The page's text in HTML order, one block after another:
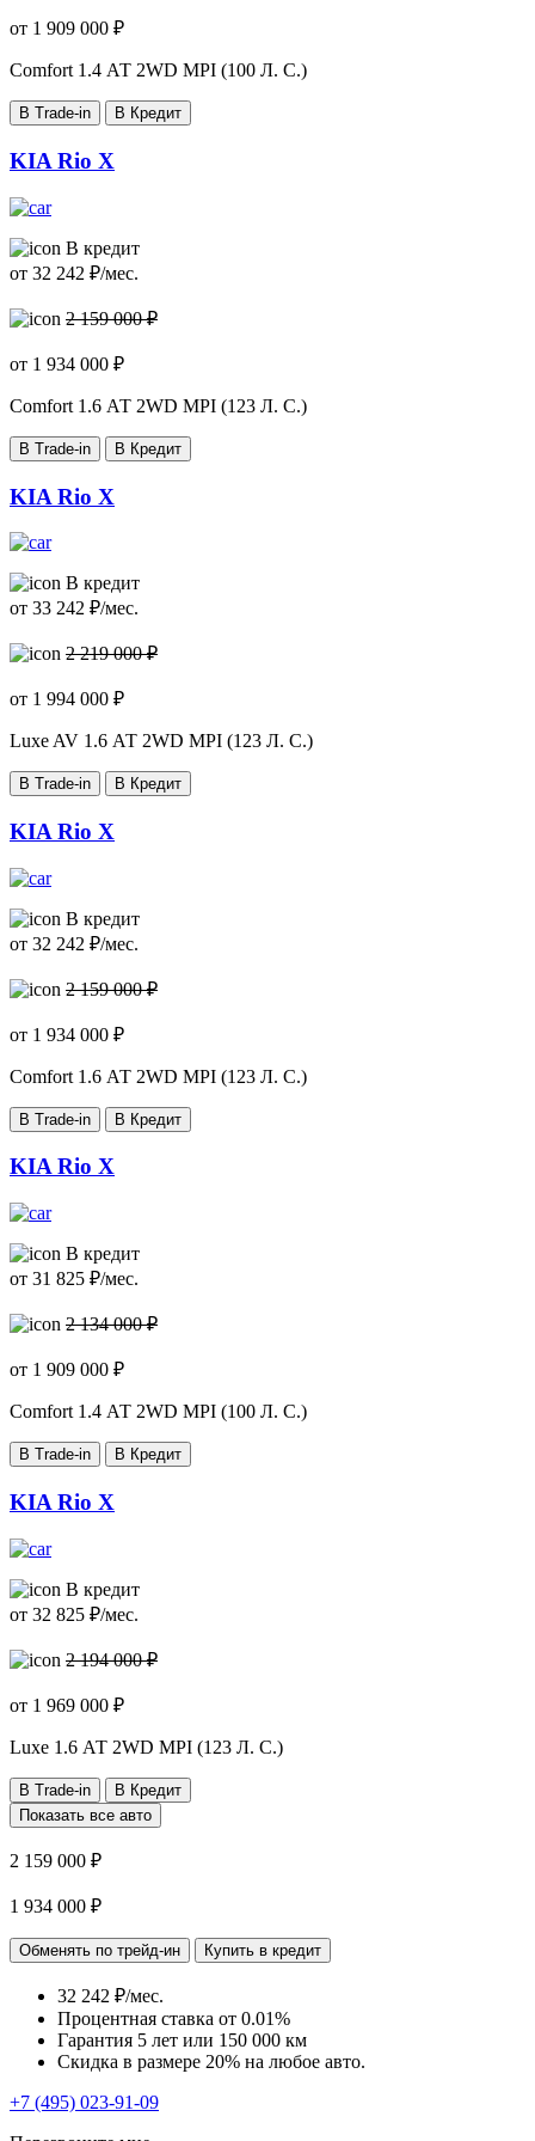
от 1 909 000 ₽
Comfort 1.4 АТ 2WD MPI (100 Л. C.)
В Trade-in В Кредит
KIA Rio X
В кредит
от 32 242 ₽/мес.
2 159 000 ₽
от 1 934 000 ₽
Comfort 1.6 АТ 2WD MPI (123 Л. C.)
В Trade-in В Кредит
KIA Rio X
В кредит
от 33 242 ₽/мес.
2 219 000 ₽
от 1 994 000 ₽
Luxe AV 1.6 АТ 2WD MPI (123 Л. C.)
В Trade-in В Кредит
KIA Rio X
В кредит
от 32 242 ₽/мес.
2 159 000 ₽
от 1 934 000 ₽
Comfort 1.6 АТ 2WD MPI (123 Л. C.)
В Trade-in В Кредит
KIA Rio X
В кредит
от 31 825 ₽/мес.
2 134 000 ₽
от 1 909 000 ₽
Comfort 1.4 АТ 2WD MPI (100 Л. C.)
В Trade-in В Кредит
KIA Rio X
В кредит
от 32 825 ₽/мес.
2 194 000 ₽
от 1 969 000 ₽
Luxe 1.6 АТ 2WD MPI (123 Л. C.)
В Trade-in
В Кредит
Показать все авто
2 159 000 ₽
1 934 000 ₽
Обменять по трейд-ин Купить в кредит
32 242 ₽/мес.
Процентная ставка от 0.01%
Гарантия 5 лет или 150 000 км
Скидка в размере 20% на любое авто.
+7 (495) 023-91-09